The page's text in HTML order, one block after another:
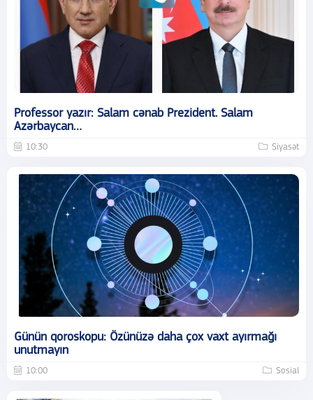
Professor yazır: Salam cənab Prezident. Salam
Azərbaycan…
10:30 Siyasət
Günün qoroskopu: Özünüzə daha çox vaxt ayırmağı
unutmayın
10:00 Sosial